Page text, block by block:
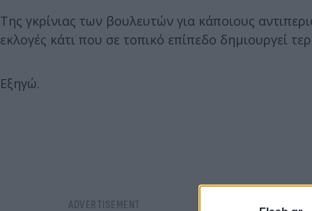
Της γκρίνιας των βουλευτών για κάποιους
εκλογές κάτι που σε τοπικό επίπεδο δημιουργεί
Εξηγώ.